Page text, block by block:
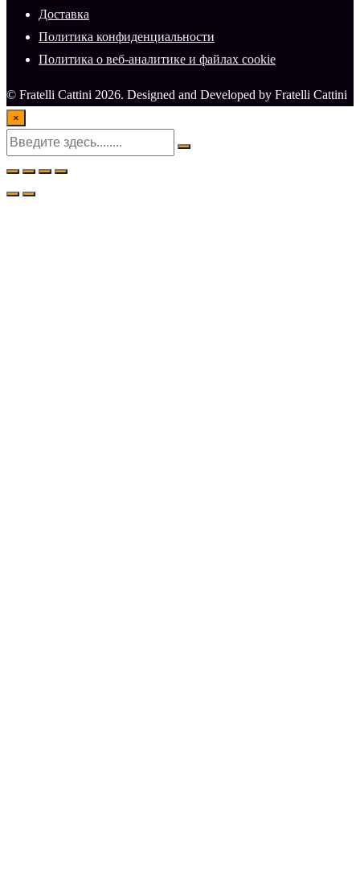
Доставка
Политика конфиденциальности
Политика о веб-аналитике и файлах cookie
© Fratelli Cattini 2026. Designed and Developed by Fratelli Cattini
×